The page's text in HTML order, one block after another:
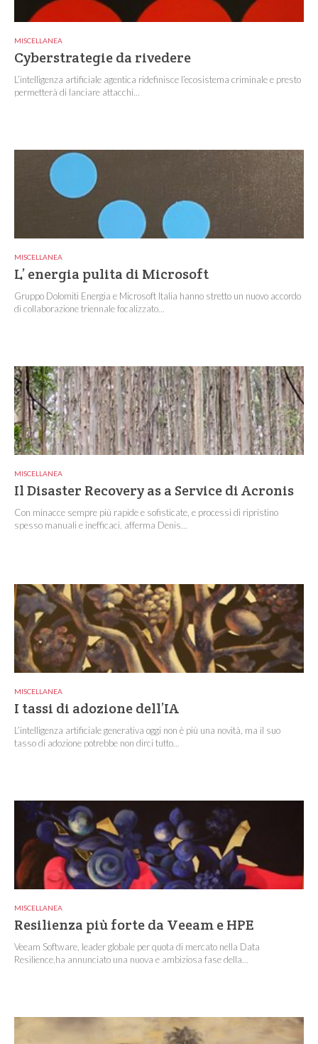
MISCELLANEA
Cyberstrategie da rivedere
L’intelligenza artificiale agentica ridefinisce l’ecosistema criminale e presto
permetterà di lanciare attacchi...
MISCELLANEA
L’ energia pulita di Microsoft
Gruppo Dolomiti Energia e Microsoft Italia hanno stretto un nuovo accordo
di collaborazione triennale focalizzato...
MISCELLANEA
Il Disaster Recovery as a Service di Acronis
Con minacce sempre più rapide e sofisticate, e processi di ripristino
spesso manuali e inefficaci, afferma Denis...
MISCELLANEA
I tassi di adozione dell’IA
L’intelligenza artificiale generativa oggi non è più una novità, ma il suo
tasso di adozione potrebbe non dirci tutto...
MISCELLANEA
Resilienza più forte da Veeam e HPE
Veeam Software, leader globale per quota di mercato nella Data
Resilience,ha annunciato una nuova e ambiziosa fase della...